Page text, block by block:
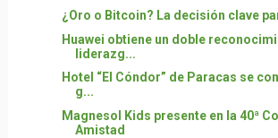
¿Oro o Bitcoin? La decisión clave
Huawei obtiene un doble
liderazg...
Hotel “El Cóndor” de Paracas se
g...
Magnesol Kids presente en la 40ª
Amistad